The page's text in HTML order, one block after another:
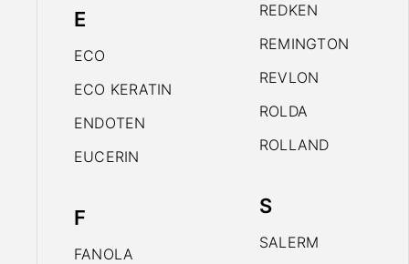
E
ECO
ECO KERATIN
ENDOTEN
EUCERIN
F
FANOLA
REDKEN
REMINGTON
REVLON
ROLDA
ROLLAND
S
SALERM